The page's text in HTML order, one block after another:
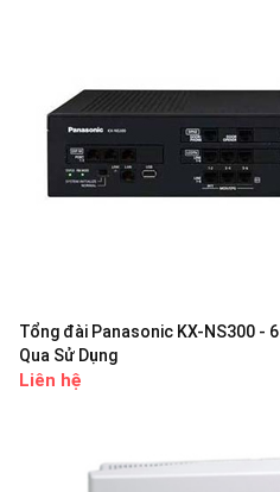
Tổng đài Panasonic KX-NS300 -
Qua Sử Dụng
Liên hệ